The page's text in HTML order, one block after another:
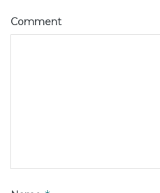
Comment